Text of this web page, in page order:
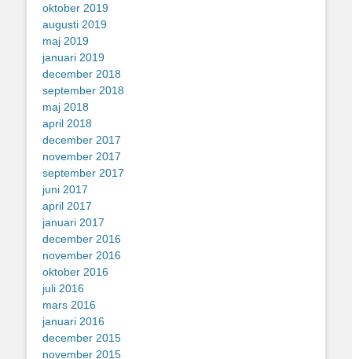
oktober 2019
augusti 2019
maj 2019
januari 2019
december 2018
september 2018
maj 2018
april 2018
december 2017
november 2017
september 2017
juni 2017
april 2017
januari 2017
december 2016
november 2016
oktober 2016
juli 2016
mars 2016
januari 2016
december 2015
november 2015